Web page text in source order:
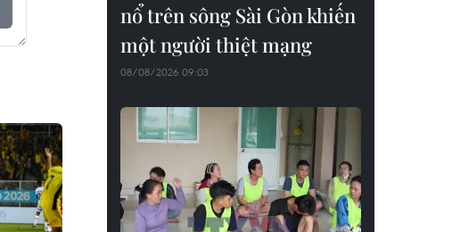
nổ trên sông Sài Gòn khiến
một người thiệt mạng
08/08/2026 09:03